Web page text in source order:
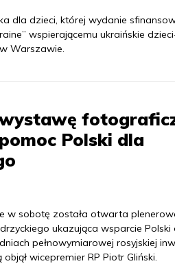
dla dzieci, której wydanie
wspierającemu ukraińskie
Warszawie.
Polski dla
w sobotę została otwarta
ukazująca wsparcie Polski
pełnowymiarowej rosyjskiej
wicepremier RP Piotr Gliński.